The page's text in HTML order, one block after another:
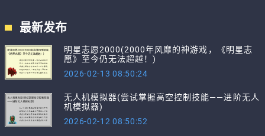
最新发布
明星志愿2000(2000年风靡的神游戏，《明星志
愿》至今仍无法超越！)
2026-02-13 08:50:24
无人机模拟器(尝试掌握高空控制技能——进阶无人
机模拟器)
2026-02-12 08:50:52